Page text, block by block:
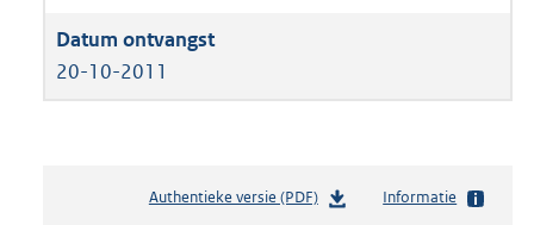
20-10-2011
Authentieke versie (PDF)b
Informatie